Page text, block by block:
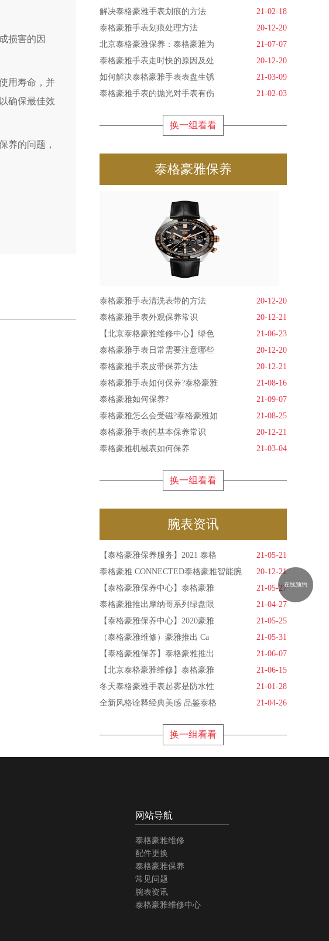
损害的因
用寿命，并
确保最佳效
养的问题，
解决泰格豪雅手表划痕的方法
21-02-18
泰格豪雅手表划痕处理方法
20-12-20
北京泰格豪雅保养：泰格豪雅为
21-07-07
泰格豪雅手表走时快的原因及处
20-12-20
如何解决泰格豪雅手表表盘生锈
21-03-09
泰格豪雅手表的抛光对手表有伤
21-02-03
换一组看看
泰格豪雅保养
泰格豪雅手表清洗表带的方法
20-12-20
泰格豪雅手表外观保养常识
20-12-21
【北京泰格豪雅维修中心】绿色
21-06-23
泰格豪雅手表日常需要注意哪些
20-12-20
泰格豪雅手表皮带保养方法
20-12-21
泰格豪雅手表如何保养?泰格豪雅
21-08-16
泰格豪雅如何保养?
21-09-07
泰格豪雅怎么会受磁?泰格豪雅如
21-08-25
泰格豪雅手表的基本保养常识
20-12-21
泰格豪雅机械表如何保养
21-03-04
换一组看看
腕表资讯
【泰格豪雅保养服务】2021 泰格
21-05-21
泰格豪雅 CONNECTED泰格豪雅智能腕
20-12-21
【泰格豪雅保养中心】泰格豪雅
21-05-27
泰格豪雅推出摩纳哥系列绿盘限
21-04-27
【泰格豪雅保养中心】2020豪雅
21-05-25
（泰格豪雅维修）豪雅推出 Ca
21-05-31
【泰格豪雅保养】泰格豪雅推出
21-06-07
【北京泰格豪雅维修】泰格豪雅
21-06-15
冬天泰格豪雅手表起雾是防水性
21-01-28
全新风格诠释经典美感 品鉴泰格
21-04-26
换一组看看
网站导航
泰格豪雅维修
配件更换
泰格豪雅保养
常见问题
腕表资讯
泰格豪雅维修中心
在线预约